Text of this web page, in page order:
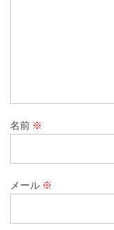
名前 ※
メール ※